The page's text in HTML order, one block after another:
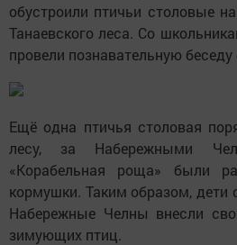
обустроили птичьи столовые
Танаевского леса. Со
провели познавательную
Ещё одна птичья столовая
лесу, за Набережными
«Корабельная роща» были
кормушки. Таким образом,
Набережные Челны внесли
зимующих птиц.